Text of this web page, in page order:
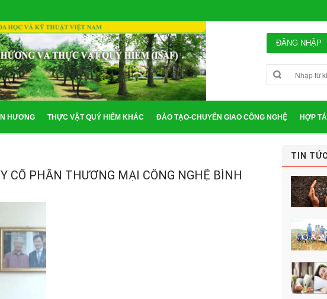
ĐĂNG NHẬP
HƯƠNG THỰC VẬT QUÝ HIẾM KHÁC ĐÀO TẠO-CHUYỂN GIAO CÔNG NGHỆ HỢP
CỔ PHẦN THƯƠNG MẠI CÔNG NGHỆ BÌNH
TIN